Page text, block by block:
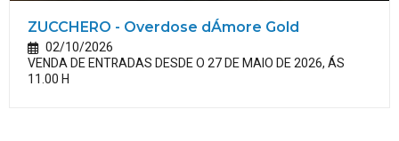
ZUCCHERO - Overdose dÁmore Gold
02/10/2026
VENDA DE ENTRADAS DESDE O 27 DE MAIO DE 2026, ÁS
11.00 H